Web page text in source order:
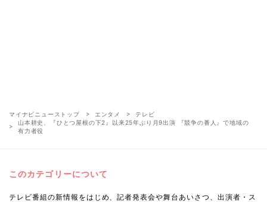
マイナビニューストップ エンタメ
テレビ
山本耕史、『ひとつ屋根の下2』以来25年ぶり月9出演 『競争の番人』で地域の
有力者役
このカテゴリーについて
テレビ番組の新情報をはじめ、記者発表会や舞台あいさつ、出演者・ス